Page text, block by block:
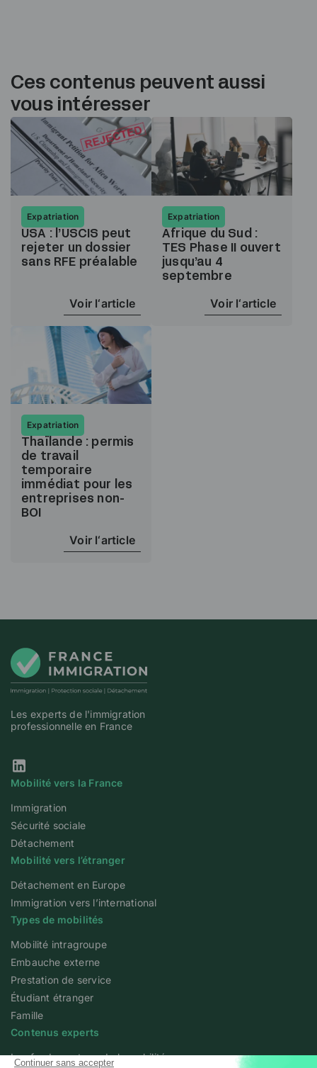
Ces contenus peuvent aussi
vous intéresser
Expatriation
USA : l’USCIS peut
rejeter un dossier
sans RFE préalable
Voir l‘article
Expatriation
Afrique du Sud :
TES Phase II ouvert
jusqu’au 4
septembre
Voir l‘article
Expatriation
Thaïlande : permis
de travail
temporaire
immédiat pour les
entreprises non-
BOI
Voir l‘article
Les experts de l'immigration
professionnelle en France
Notre page Linkedin
Mobilité vers la France
Immigration
Sécurité sociale
Détachement
Mobilité vers l’étranger
Détachement en Europe
Immigration vers l’international
Types de mobilités
Mobilité intragroupe
Embauche externe
Prestation de service
Étudiant étranger
Famille
Contenus experts
Les fondamentaux de la mobilité